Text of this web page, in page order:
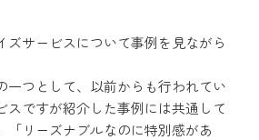
ズサービスについて事例を見ながら
一つとして、以前からも行われてい
スですが紹介した事例には共通して
「リーズナブルなのに特別感があ